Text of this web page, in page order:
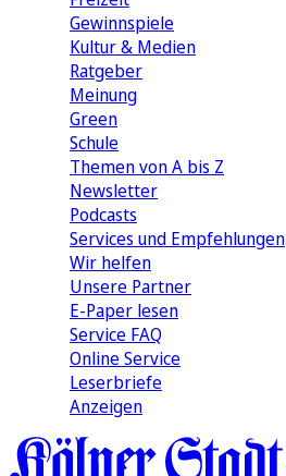
Gewinnspiele
Kultur & Medien
Ratgeber
Meinung
Green
Schule
Themen von A bis Z
Newsletter
Podcasts
Services und Empfehlungen
Wir helfen
Unsere Partner
E-Paper lesen
Service FAQ
Online Service
Leserbriefe
Anzeigen